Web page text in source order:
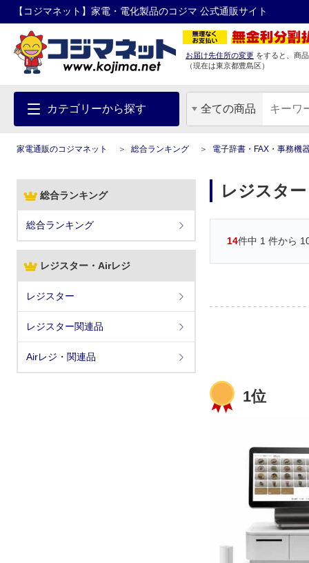
【コジマネット】家電・電化製品のコジマ 公式通販サイト
お届け先住所の変更 をすると、商
（現在は東京都豊島区）
カテゴリーから探す 全ての商品
家電通販のコジマネット 総合ランキング 電子辞書・FAX・事務機
総合ランキング
総合ランキング
レジスター・Airレジ
レジスター
レジスター関連品
Airレジ・関連品
レジスタ
14件中 1 件から
1位